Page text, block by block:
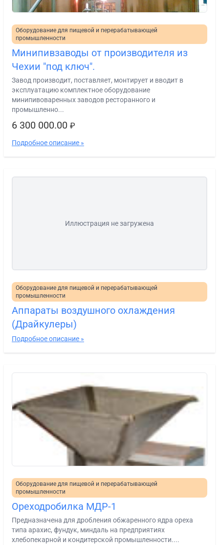
Оборудование для пищевой и перерабатывающей
промышленности
Минипивзаводы от производителя из
Чехии "под ключ".
Завод производит, поставляет, монтирует и вводит в
эксплуатацию комплектное оборудование
минипивоваренных заводов ресторанного и
промышленно...
6 300 000.00 ₽
Подробное описание »
Иллюстрация не загружена
Оборудование для пищевой и перерабатывающей
промышленности
Аппараты воздушного охлаждения
(Драйкулеры)
Подробное описание »
Оборудование для пищевой и перерабатывающей
промышленности
Ореходробилка МДР-1
Предназначена для дробления обжаренного ядра ореха
типа арахис, фундук, миндаль на предприятиях
хлебопекарной и кондитерской промышленности....